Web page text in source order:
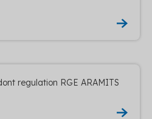
regulation RGE ARAMITS